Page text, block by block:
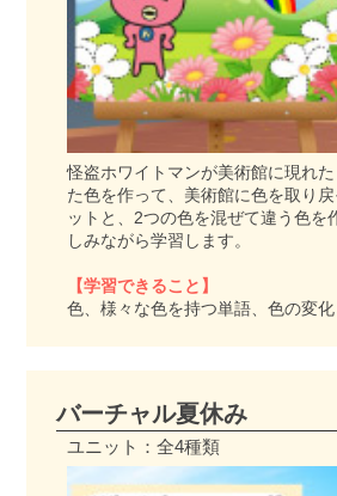
怪盗ホワイトマンが美術館に現れ
た色を作って、美術館に色を取り
ットと、2つの色を混ぜて違う色を
しみながら学習します。
【学習できること】
色、様々な色を持つ単語、色の変化
バーチャル夏休み
ユニット：全4種類